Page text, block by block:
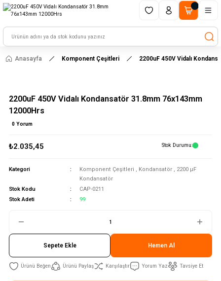
1500 TL ve üzeri alışverişlerinizde kargo ücretsiz!
HAYAL ET - TASARLA - ÇALIŞTIR
Anasayfa Komponent Çeşitleri 2200uF 450V Vidalı
2200uF 450V Vidalı Kondansatör 31.8mm 76x143mm
12000Hrs
0 Yorum
₺2.035,45 Stok Durumu
Kategori Komponent Çeşitleri , Kondansatör , 2200 μF
Kondansatör
Stok Kodu
CAP-0211
Stok Adeti
99
Sepete Ekle Hemen Al
Ürünü Paylaş Karşılaştır Yorum Yaz Tavsiye Et